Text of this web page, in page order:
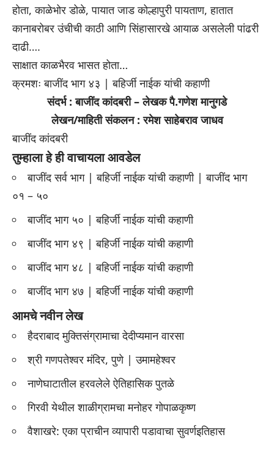
होता, काळेभोर डोळे, पायात जाड कोल्हापुरी पायताण, हातात
कानाबरोबर उंचीची काठी आणि सिंहासारखे आयाळ असलेली पांढरी
दाढी….
साक्षात काळभैरव भासत होता…
क्रमशः बाजींद भाग ४३ | बहिर्जी नाईक यांची कहाणी
संदर्भ : बाजींद कांदबरी – लेखक पै.गणेश मानुगडे
लेखन/माहिती संकलन : रमेश साहेबराव जाधव
बाजींद कांदबरी
तुम्हाला हे ही वाचायला आवडेल
बाजींद सर्व भाग | बहिर्जी नाईक यांची कहाणी | बाजींद भाग
०१ – ५०
बाजींद भाग ५० | बहिर्जी नाईक यांची कहाणी
बाजींद भाग ४९ | बहिर्जी नाईक यांची कहाणी
बाजींद भाग ४८ | बहिर्जी नाईक यांची कहाणी
बाजींद भाग ४७ | बहिर्जी नाईक यांची कहाणी
आमचे नवीन लेख
हैदराबाद मुक्तिसंग्रामाचा देदीप्यमान वारसा
श्री गणपतेश्वर मंदिर, पुणे | उमामहेश्वर
नाणेघाटातील हरवलेले ऐतिहासिक पुतळे
गिरवी येथील शाळीग्रामचा मनोहर गोपाळकृष्ण
वैशाखरे: एका प्राचीन व्यापारी पडावाचा सुवर्णइतिहास